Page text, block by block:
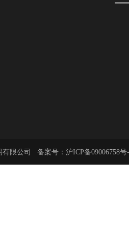
限公司 备案号： 沪ICP备09006758号